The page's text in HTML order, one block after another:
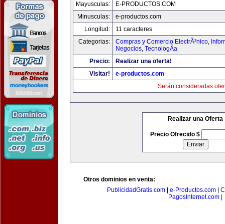
Mayusculas:
E-PRODUCTOS.COM
Minusculas:
e-productos.com
Longitud:
11 caracteres
Categorias:
Compras y Comercio ElectrÃ³nico,
Negocios, TecnologÃ­a
Precio:
Realizar una oferta!
Visitar!
e-productos.com
Serán consideradas
Realizar una Oferta
Precio Ofrecido $
Otros dominios en venta:
PublicidadGratis.com
e-Productos.com
PagosInternet.com